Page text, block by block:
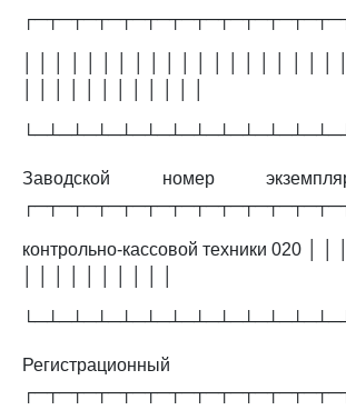
Заводской номер
контрольно-кассовой техники 020 │ │